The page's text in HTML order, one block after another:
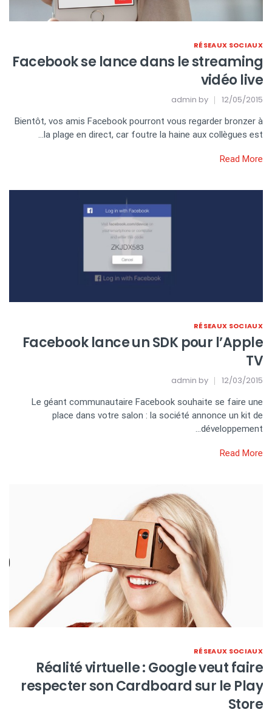
RÉSEAUX SOCIAUX
Facebook se lance dans le streaming
vidéo live
12/05/2015
admin
Bientôt, vos amis Facebook pourront vous regarder bronzer à
la plage en direct, car foutre la haine aux collègues est…
Read More
RÉSEAUX SOCIAUX
Facebook lance un SDK pour l’Apple
TV
12/03/2015
admin
Le géant communautaire Facebook souhaite se faire une
place dans votre salon : la société annonce un kit de
développement…
Read More
RÉSEAUX SOCIAUX
Réalité virtuelle : Google veut faire
respecter son Cardboard sur le Play
Store